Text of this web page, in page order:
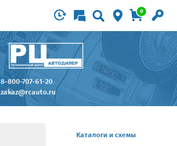
0
8-800-707-61-20
zakaz@rcauto.ru
Каталоги и схемы